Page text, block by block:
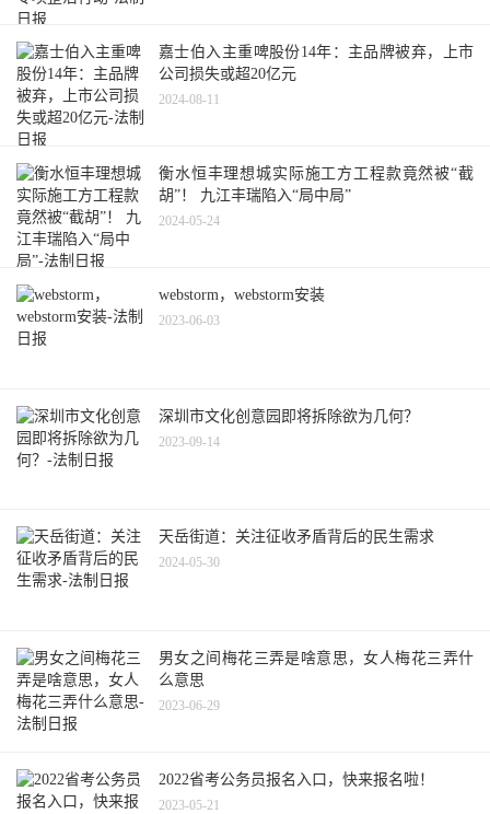
嘉士伯入主重啤股份14年：主品牌被弃，上市
公司损失或超20亿元
2024-08-11
衡水恒丰理想城实际施工方工程款竟然被“截
胡”！ 九江丰瑞陷入“局中局”
2024-05-24
webstorm，webstorm安装
2023-06-03
深圳市文化创意园即将拆除欲为几何？
2023-09-14
天岳街道：关注征收矛盾背后的民生需求
2024-05-30
男女之间梅花三弄是啥意思，女人梅花三弄什
么意思
2023-06-29
2022省考公务员报名入口，快来报名啦！
2023-05-21